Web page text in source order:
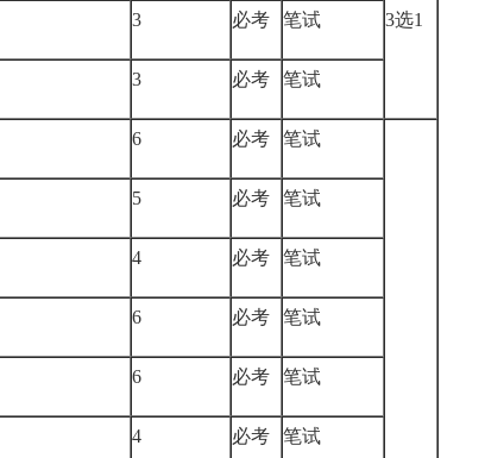
3选1
3 必考 笔试
3 必考 笔试
6 必考 笔试
5 必考 笔试
4 必考 笔试
6 必考 笔试
6 必考 笔试
4 必考 笔试